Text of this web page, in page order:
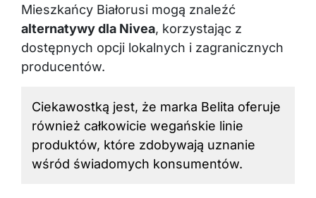
Mieszkańcy Białorusi mogą znaleźć
alternatywy dla Nivea, korzystając z
dostępnych opcji lokalnych i zagranicznych
producentów.
Ciekawostką jest, że marka Belita oferuje
również całkowicie wegańskie linie
produktów, które zdobywają uznanie
wśród świadomych konsumentów.